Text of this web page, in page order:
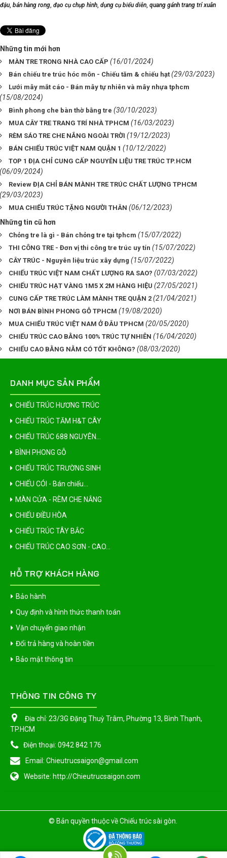
đậu, bán hàng rong, đạo cụ chụp hình, dụng cụ biểu diễn, quang gánh trang trí xuân
Những tin mới hơn
MÀN TRE TRONG NHÀ CAO CẤP (16/01/2024)
Bán chiếu tre trúc hóc môn - Chiếu tăm & chiếu hạt (29/03/2023)
Lưới mây mắt cáo - Bán mây tự nhiên và mây nhựa tphcm
(15/08/2024)
Bình phong che bàn thờ bằng tre (30/10/2023)
MUA CÂY TRE TRANG TRÍ NHÀ TPHCM (16/03/2023)
RÈM SÁO TRE CHE NẮNG NGOÀI TRỜI (19/12/2023)
BÁN CHIẾU TRÚC VIỆT NAM QUẬN 1 (10/12/2022)
TOP 1 ĐỊA CHỈ CUNG CẤP NGUYÊN LIỆU TRE TRÚC TP.HCM
(06/09/2024)
Review ĐỊA CHỈ BÁN MÀNH TRE TRÚC CHẤT LƯỢNG TPHCM
(29/03/2023)
MUA CHIẾU TRÚC TẶNG NGƯỜI THÂN (06/12/2023)
Những tin cũ hơn
Chỏng tre là gì - Bán chỏng tre tại tphcm (15/07/2022)
THI CÔNG TRE - Đơn vị thi công tre trúc uy tín (15/07/2022)
CÂY TRÚC - Nguyên liệu trúc xây dựng (15/07/2022)
CHIẾU TRÚC VIỆT NAM CHẤT LƯỢNG RA SAO? (07/03/2022)
CHIẾU TRÚC HẠT VÀNG 1M5 X 2M HÀNG HIỆU (27/05/2021)
CUNG CẤP TRE TRÚC LÀM MÀNH TRE QUẬN 2 (21/04/2021)
NƠI BÁN BÌNH PHONG GỖ TPHCM (19/08/2020)
MUA CHIẾU TRÚC VIỆT NAM Ở ĐÂU TPHCM (20/05/2020)
CHIẾU TRÚC CAO BẰNG 100% TRÚC TỰ NHIÊN (16/04/2020)
CHIẾU CAO BẰNG NẰM CÓ TỐT KHÔNG? (08/03/2020)
DANH MỤC SẢN PHẨM
CHIẾU TRÚC HƯƠNG TRÚC
CHIẾU TRÚC TĂM H&T CÂY
CHIẾU TRÚC 688 NGUYÊN...
BÌNH PHONG GỖ
CHIẾU TRÚC TRƯỜNG SINH
CHIẾU CÓI - Bán chiếu...
MÀN CỬA - RÈM CHE NẮNG
CHIẾU ĐIỀU HÒA
CHIẾU TRÚC TÂY BẮC
CHIẾU TRÚC CAO SƠN - CAO...
HỖ TRỢ KHÁCH HÀNG
Bảo hành
Quy định và hình thức thanh toán
Vận chuyển giao nhận
Đổi trả hàng và hoàn tiền
Bảo mật thông tin
THÔNG TIN CÔNG TY
Địa chỉ: 23/3G Đặng Thuỳ Trâm, Phường 13, Bình Thạnh,
TP.HCM
Điện thoại: 0942 842 176
Email: Chieutrucsaigon@gmail.com
Website: http://Chieutrucsaigon.com
© Bản quyền thuộc vềChiếu trúc sài gòn